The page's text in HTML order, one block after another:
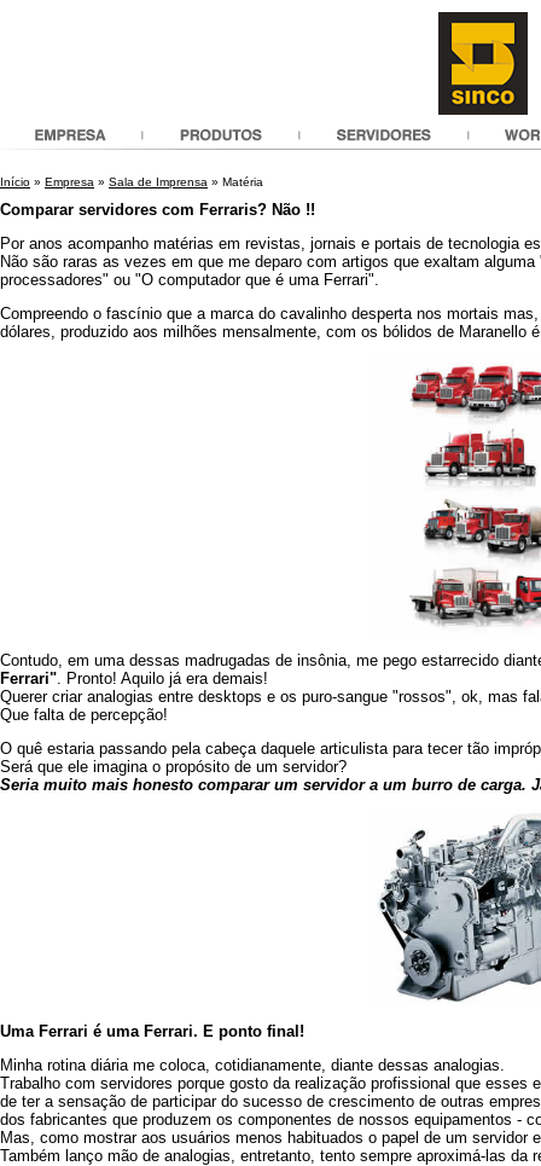
Início » Empresa » Sala de Imprensa » Matéria
Comparar servidores com Ferraris? Não !!
Por anos acompanho matérias em revistas, jornais e portais de tecnologia
Não são raras as vezes em que me deparo com artigos que exaltam
processadores" ou "O computador que é uma Ferrari".
Compreendo o fascínio que a marca do cavalinho desperta nos mortais
dólares, produzido aos milhões mensalmente, com os bólidos de Maranello
Contudo, em uma dessas madrugadas de insônia, me pego estarrecido
Ferrari". Pronto! Aquilo já era demais!
Querer criar analogias entre desktops e os puro-sangue "rossos", ok, mas
Que falta de percepção!
O quê estaria passando pela cabeça daquele articulista para tecer tão
Será que ele imagina o propósito de um servidor?
Seria muito mais honesto comparar um servidor a um burro de carga.
Uma Ferrari é uma Ferrari. E ponto final!
Minha rotina diária me coloca, cotidianamente, diante dessas analogias.
Trabalho com servidores porque gosto da realização profissional que esses
de ter a sensação de participar do sucesso de crescimento de outras
dos fabricantes que produzem os componentes de nossos equipamentos -
Mas, como mostrar aos usuários menos habituados o papel de um servidor
Também lanço mão de analogias, entretanto, tento sempre aproximá-las da